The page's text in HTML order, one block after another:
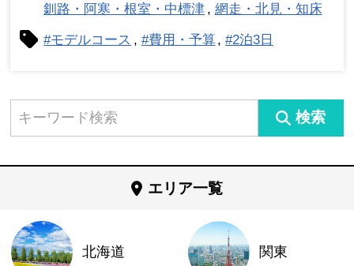
釧路・阿寒・根室・中標津
網走・北見・知床
#モデルコース #費用・予算 #2泊3日
検索
エリア一覧
北海道 関東